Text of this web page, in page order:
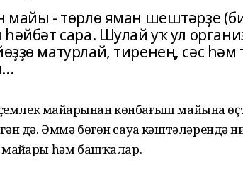
майы - төрлө яман шештәрҙе
һәйбәт сара. Шулай уҡ ул
матурлай, тиренең, сәс
үҫемлек майҙарынан көнбағыш майына
дә. Әммә бөгөн сауҙа кәштәләрендә
майҙары һәм башҡалар.